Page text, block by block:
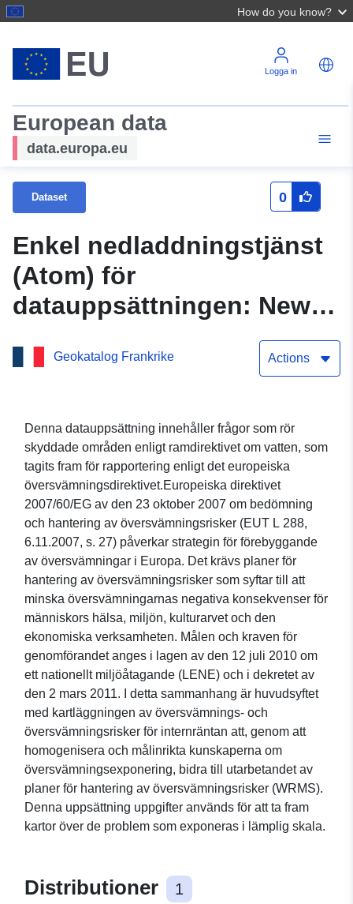
How do you know?
Logga in
European data
data.europa.eu
Dataset 0
Enkel nedladdningstjänst
(Atom) för
datauppsättningen: New-
Aquitaine: Sortering av
Baskiens kust
som rör vattendirektivets
skyddade områden,
översvämningsdirektivet
Geokatalog Frankrike Actions
Denna datauppsättning innehåller frågor som rör
skyddade områden enligt ramdirektivet om vatten, som
tagits fram för rapportering enligt det europeiska
översvämningsdirektivet.Europeiska direktivet
2007/60/EG av den 23 oktober 2007 om bedömning
och hantering av översvämningsrisker (EUT L 288,
6.11.2007, s. 27) påverkar strategin för förebyggande
av översvämningar i Europa. Det krävs planer för
hantering av översvämningsrisker som syftar till att
minska översvämningarnas negativa konsekvenser för
människors hälsa, miljön, kulturarvet och den
ekonomiska verksamheten. Målen och kraven för
genomförandet anges i lagen av den 12 juli 2010 om
ett nationellt miljöåtagande (LENE) och i dekretet av
den 2 mars 2011. I detta sammanhang är huvudsyftet
med kartläggningen av översvämnings- och
översvämningsrisker för internräntan att, genom att
homogenisera och målinrikta kunskaperna om
översvämningsexponering, bidra till utarbetandet av
planer för hantering av översvämningsrisker (WRMS).
Denna uppsättning uppgifter används för att ta fram
kartor över de problem som exponeras i lämplig skala.
Distributioner 1